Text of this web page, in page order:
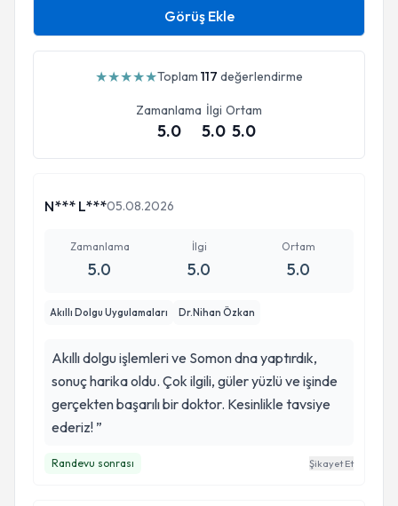
Görüş Ekle
★★★★★Toplam 117 değerlendirme
Zamanlama
5.0
İlgi
5.0
Ortam
5.0
N*** L***05.08.2026
Zamanlama
5.0
İlgi
5.0
Ortam
5.0
Akıllı Dolgu Uygulamaları Dr.Nihan Özkan
Akıllı dolgu işlemleri ve Somon dna yaptırdık,
sonuç harika oldu. Çok ilgili, güler yüzlü ve işinde
gerçekten başarılı bir doktor. Kesinlikle tavsiye
ederiz! ”
Randevu sonrası Şikayet Et